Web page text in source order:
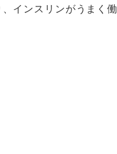
インスリンがうまく働